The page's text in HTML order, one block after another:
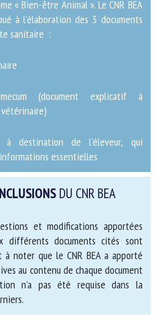
sur le thème « Bien-être
a notamment contribué à
qui structurent la visite
(document explicatif à
destination de l’éleveur, qui
essentielles
et modifications apportées
différents documents cités sont
noter que le CNR BEA a apporté
au contenu de chaque
validation n’a pas été requise
derniers.